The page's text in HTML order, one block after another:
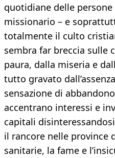
quotidiane delle
missionario – e
totalmente il culto
sembra far breccia sulle
paura, dalla miseria e
tutto gravato
sensazione di
accentrano interessi e
capitali
il rancore nelle province
sanitarie, la fame e